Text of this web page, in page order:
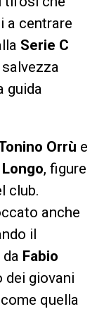
a centrare
Serie C
guida
Orrù e
, figure
club.
anche
il
Fabio
dei giovani
quella